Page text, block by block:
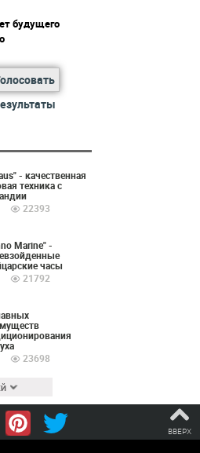
будущего
- качественная
техника с
22393
Marine" -
часы
21792
23698
ВВЕРХ